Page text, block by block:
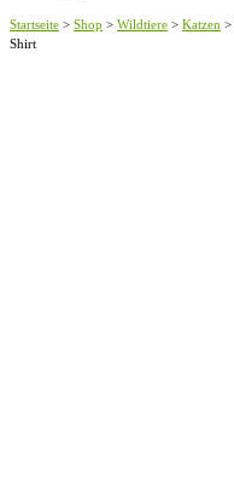
Startseite > Shop > Wildtiere > Katzen >
Shirt